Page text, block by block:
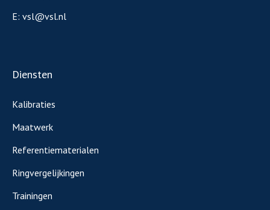
E: vsl@vsl.nl
Diensten
Kalibraties
Maatwerk
Referentiematerialen
Ringvergelijkingen
Trainingen